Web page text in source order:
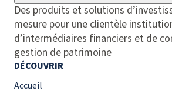
Des produits et solutions
mesure pour une clientèle
d’intermédiaires financiers et de
gestion de patrimoine
DÉCOUVRIR
Accueil